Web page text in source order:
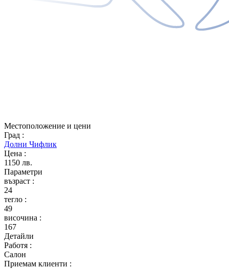
Местоположение и цени
Град :
Долни Чифлик
Цена :
1150 лв.
Параметри
възраст :
24
тегло :
49
височина :
167
Детайли
Работя :
Салон
Приемам клиенти :